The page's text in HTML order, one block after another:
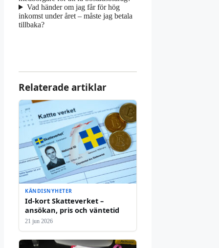
Vad händer om jag får för hög
inkomst under året – måste jag betala
tillbaka?
Relaterade artiklar
KÄNDISNYHETER
Id-kort Skatteverket –
ansökan, pris och väntetid
21 jun 2026